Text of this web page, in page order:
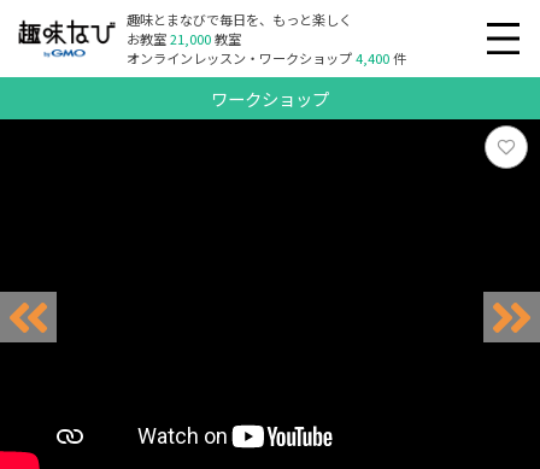
趣味とまなびで毎日を、もっと楽しく
お教室21,000教室
オンラインレッスン・ワークショップ4,400件
ワークショップ